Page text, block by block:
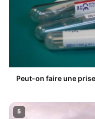
Peut-on faire une
5